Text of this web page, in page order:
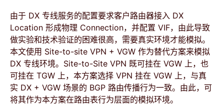
由于 DX 专线服务的配置要求客户路由器接入 DX
Location 形成物理 Connection，并配置 VIF，由此导致
做实验和技术验证的困难很高，需要真实环境才能模拟。
本文使用 Site-to-site VPN + VGW 作为替代方案来模拟
DX 专线环境。Site-to-Site VPN 既可挂在 VGW 上，也
可挂在 TGW 上，本方案选择 VPN 挂在 VGW 上，与真
实 DX + VGW 场景的 BGP 路由传播行为一致。由此，可
将其作为本方案在路由表行为层面的模拟环境。